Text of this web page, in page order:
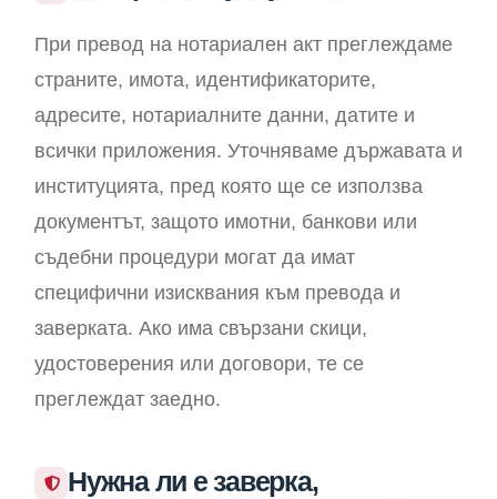
При превод на нотариален акт преглеждаме
страните, имота, идентификаторите,
адресите, нотариалните данни, датите и
всички приложения. Уточняваме държавата и
институцията, пред която ще се използва
документът, защото имотни, банкови или
съдебни процедури могат да имат
специфични изисквания към превода и
заверката. Ако има свързани скици,
удостоверения или договори, те се
преглеждат заедно.
Нужна ли е заверка,